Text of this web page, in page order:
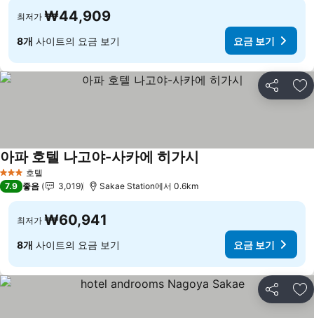
최저가 ₩44,909
8개 사이트의 요금 보기 요금 보기
공유 즐
3 성급 호텔
아파 호텔 나고야-사카에 히가시
7.9 좋음 3,019 Sakae Station에서 0.6km
최저가 ₩60,941
8개 사이트의 요금 보기 요금 보기
공유 즐